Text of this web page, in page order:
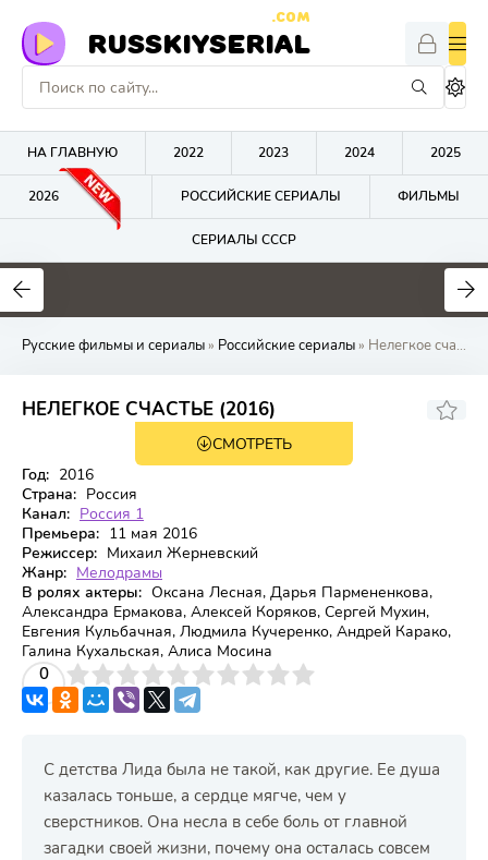
RUSSKIYSERIAL
.COM
НА ГЛАВНУЮ 2022 2023 2024 2025
2026 РОССИЙСКИЕ СЕРИАЛЫ ФИЛЬМЫ
СЕРИАЛЫ СССР
0
Русские фильмы и сериалы» Российские сериалы» Нелегкое счастье
НЕЛЕГКОЕ СЧАСТЬЕ (2016)
СМОТРЕТЬ
Год: 2016
Страна: Россия
Канал: Россия 1
Премьера: 11 мая 2016
Режиссер: Михаил Жерневский
Жанр: Мелодрамы
В ролях актеры: Оксана Лесная, Дарья Пармененкова,
Александра Ермакова, Алексей Коряков, Сергей Мухин,
Евгения Кульбачная, Людмила Кучеренко, Андрей Карако,
Галина Кухальская, Алиса Мосина
0
4 5 6 7 8 9 10
С детства Лида была не такой, как другие. Ее душа
казалась тоньше, а сердце мягче, чем у
сверстников. Она несла в себе боль от главной
загадки своей жизни, почему она осталась совсем